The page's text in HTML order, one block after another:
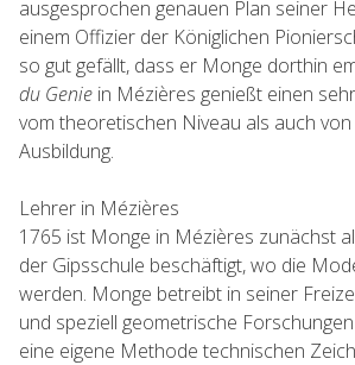
ausgesprochen genauen Plan seiner
einem Offizier der Königlichen
so gut gefällt, dass er Monge dorthin
du Genie in Mézières genießt einen
vom theoretischen Niveau als auch
Ausbildung.
Lehrer in Mézières
1765 ist Monge in Mézières zunächst
der Gipsschule beschäftigt, wo die
werden. Monge betreibt in seiner
und speziell geometrische
eine eigene Methode technischen